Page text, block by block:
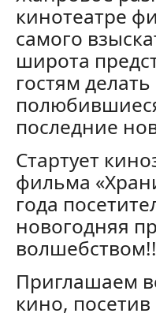
кинотеатре
самого
широта
гостям
последние
Стартует
фильма
года
новогодняя
Приглашаем
кино,